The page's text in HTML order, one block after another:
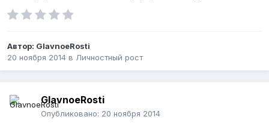
Автор: GlavnoeRosti
20 ноября 2014 в Личностный рост
GlavnoeRosti
Опубликовано: 20 ноября 2014